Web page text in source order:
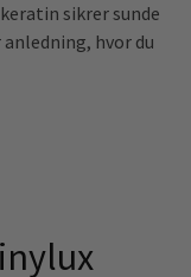
sikrer sunde
hvor du